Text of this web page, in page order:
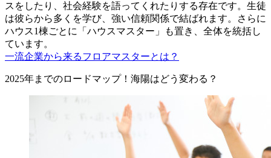
スをしたり、社会経験を語ってくれたりする存在です。生徒
は彼らから多くを学び、強い信頼関係で結ばれます。さらに
ハウス1棟ごとに「ハウスマスター」も置き、全体を統括し
ています。
一流企業から来るフロアマスターとは？
2025年までのロードマップ！海陽はどう変わる？